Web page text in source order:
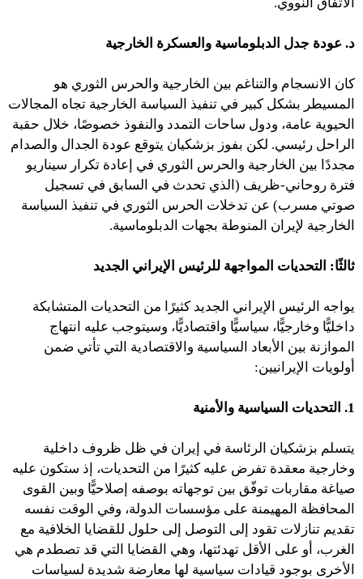
د. عودة جدل الدبلوماسية والعسكرة الخارجية
كان الانسجام والتناغم بين الخارجية والحرس الثوري هو
المسيطر بشكل كبير في تنفيذ السياسة الخارجية تجاه المجالات
الحيوية عامة، ودول ساحات التمدد والنفوذ خصوصًا، خلال حقبة
الراحل رئيسي. لكن بفوز بزشكيان يتوقع عودة الجدال والصدام
مجددًا بين الخارجية والحرس الثوري في إعادة تكرار سيناريو
فترة روحاني-ظريف (الذي تحدث في السابق في تسجيل
صوتي مسرب) عن تدخلات الحرس الثوري في تنفيذ السياسة
الخارجية لإيران المنوطة بجهات الدبلوماسية.
ثالثًا: التحديات المواجهة للرئيس الإيراني الجديد
يواجه الرئيس الإيراني الجديد كثيرًا من التحديات المتشابكة
داخليًّا وخارجيًّا، سياسيًّا واقتصاديًّا، وسيتوجب عليه انتهاج
الموازنة بين الأبعاد السياسية والاقتصادية التي تأتي ضمن
أولويات الإيرانيين:
1. التحديات السياسية والأمنية
يتسلم بزشكيان الرئاسة في إيران في ظل ظروف داخلية
وخارجية معقدة تفرض عليه كثيرًا من التحديات، إذ ستكون عليه
صياغة مقاربات توفّق بين توجهاته بوصفه إصلاحيًّا وبين القوى
المحافظة المهيمنة على مؤسسات الدولة، وفي الوقت نفسه
تقديم تنازلات تقود إلى التوصل إلى حلول للقضايا الخلافية مع
الغرب، أو على الأقل تهدئتها، وهي القضايا التي قد تصطدم هي
الأخرى بوجود قيادات سياسية لها معارضة شديدة لسياسات